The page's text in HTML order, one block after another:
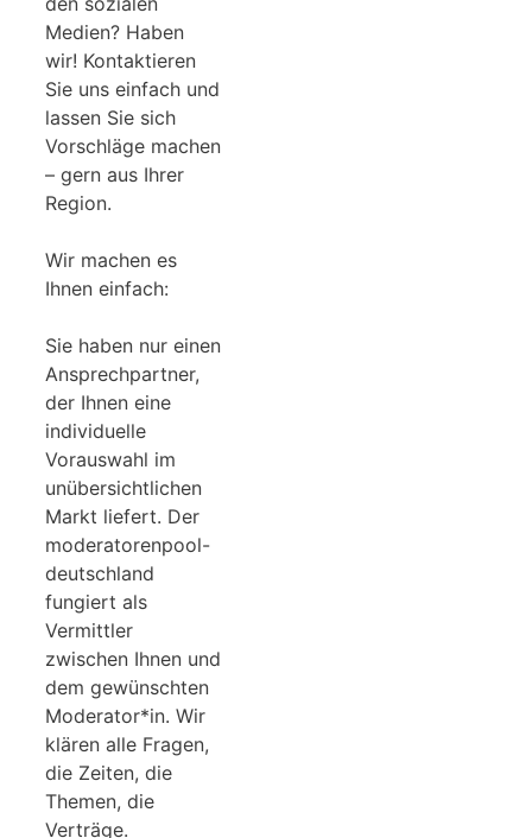
Medien? Haben
wir! Kontaktieren
Sie uns einfach und
lassen Sie sich
Vorschläge machen
– gern aus Ihrer
Region.
Wir machen es
Ihnen einfach:
Sie haben nur einen
Ansprechpartner,
der Ihnen eine
individuelle
Vorauswahl im
unübersichtlichen
Markt liefert. Der
moderatorenpool-
deutschland
fungiert als
Vermittler
zwischen Ihnen und
dem gewünschten
Moderator*in. Wir
klären alle Fragen,
die Zeiten, die
Themen, die
Verträge.